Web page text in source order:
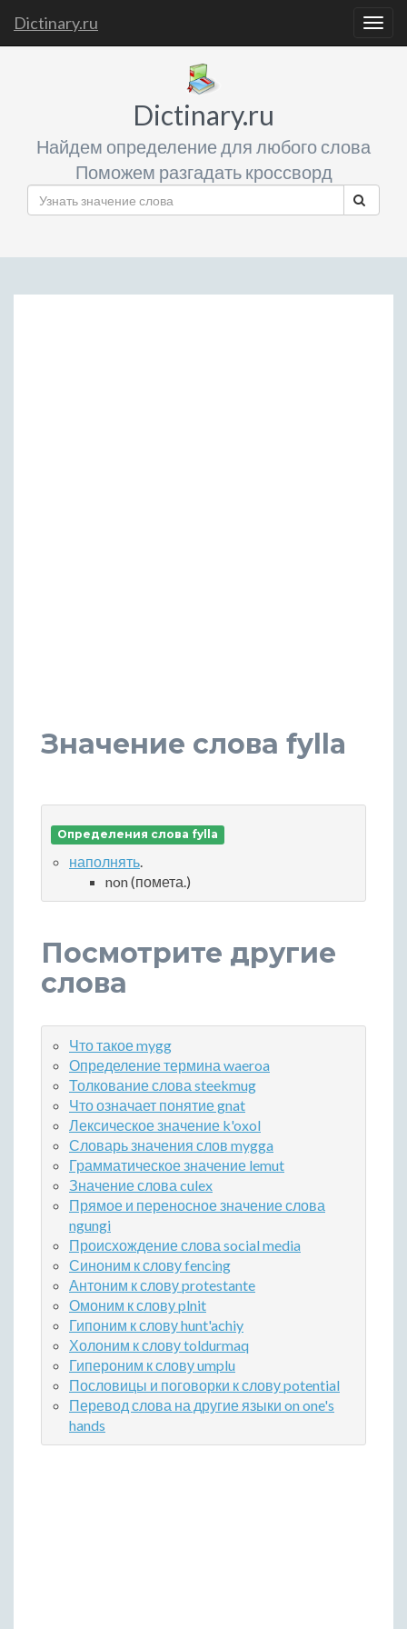
Dictinary.ru
Dictinary.ru
Найдем определение для любого слова
Поможем разгадать кроссворд
Значение слова fylla
Определения слова fylla
наполнять.
non (помета.)
Посмотрите другие
слова
Что такое mygg
Определение термина waeroa
Толкование слова steekmug
Что означает понятие gnat
Лексическое значение k'oxol
Словарь значения слов mygga
Грамматическое значение lemut
Значение слова culex
Прямое и переносное значение слова
ngungi
Происхождение слова social media
Синоним к слову fencing
Антоним к слову protestante
Омоним к слову plnit
Гипоним к слову hunt'achiy
Холоним к слову toldurmaq
Гипероним к слову umplu
Пословицы и поговорки к слову potential
Перевод слова на другие языки on one's
hands